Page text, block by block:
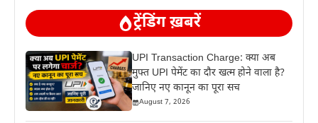
ट्रेंडिंग ख़बरें
UPI Transaction Charge: क्या अब
मुफ्त UPI पेमेंट का दौर खत्म होने वाला है?
जानिए नए कानून का पूरा सच
August 7, 2026